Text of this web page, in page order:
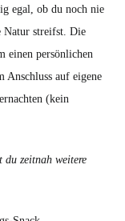
egal, ob du noch nie
Natur streifst. Die
einen persönlichen
Anschluss auf eigene
(kein
du zeitnah weitere